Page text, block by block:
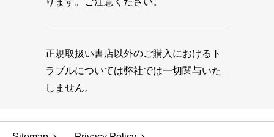
正規取扱い書店以外のご購入におけるト
ラブルについては弊社では一切関与いた
しません。